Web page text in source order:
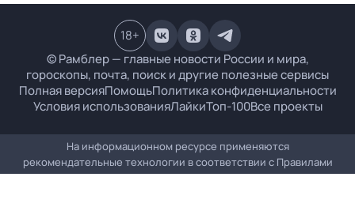
© Рамблер — главные новости России и мира,
гороскопы, почта, поиск и другие полезные сервисы
Полная версияПомощьПолитика конфиденциальности
Условия использованияЛайкиТоп-100Все проекты
18+
На информационном ресурсе применяются
рекомендательные технологии в соответствии с Правилами